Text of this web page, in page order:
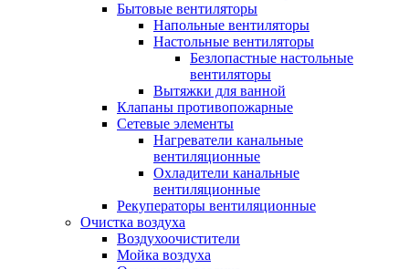
Бытовые вентиляторы
Напольные вентиляторы
Настольные вентиляторы
Безлопастные настольные
вентиляторы
Вытяжки для ванной
Клапаны противопожарные
Сетевые элементы
Нагреватели канальные
вентиляционные
Охладители канальные
вентиляционные
Рекуператоры вентиляционные
Очистка воздуха
Воздухоочистители
Мойка воздуха